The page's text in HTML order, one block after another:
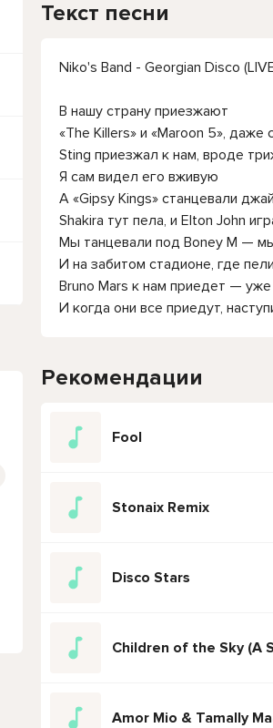
Текст песни
Niko's Band - Georgian Disco
В нашу страну приезжают
«The Killers» и «Maroon 5», даже
Sting приезжал к нам, вроде
Я сам видел его вживую
А «Gipsy Kings» станцевали
Shakira тут пела, и Elton John
Мы танцевали под Boney M —
И на забитом стадионе, где
Bruno Mars к нам приедет — уже
И когда они все приедут,
Рекомендации
Fool
Stonaix Remix
Disco Stars